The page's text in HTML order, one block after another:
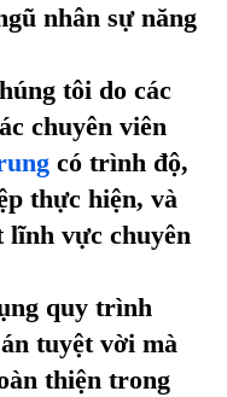
nhân sự năng
tôi do các
chuyên viên
có trình độ,
thực hiện, và
vực chuyên
quy trình
tuyệt vời mà
thiện trong